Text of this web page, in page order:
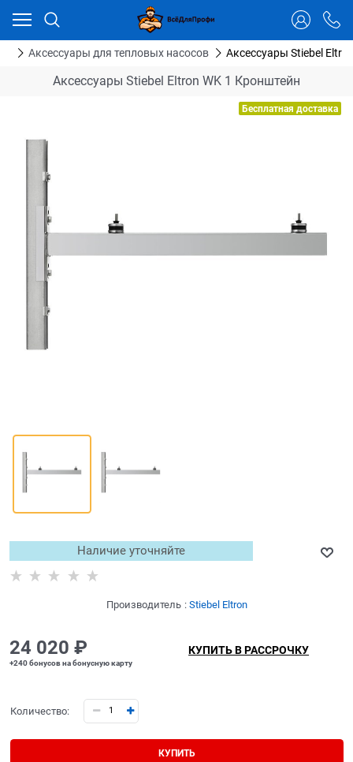
Аксессуары для тепловых насосов Аксессуары Stiebel
Аксессуары Stiebel Eltron WK 1 Кронштейн
Бесплатная доставка
Наличие уточняйте
Производитель : Stiebel Eltron
24 020 ₽
+240 бонусов на бонусную карту
КУПИТЬ В РАССРОЧКУ
Количество:
КУПИТЬ
Ваш город - Тюмень,
угадали?
ДА НЕТ